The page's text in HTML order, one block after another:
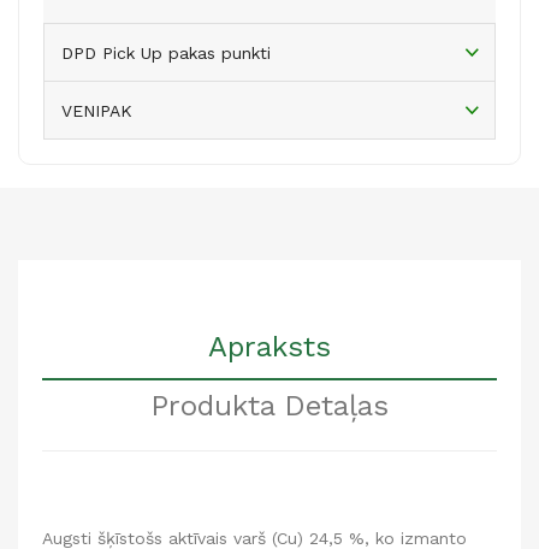
DPD Pick Up pakas punkti
VENIPAK
Apraksts
Produkta Detaļas
Augsti šķīstošs aktīvais varš (Cu) 24,5 %, ko izmanto